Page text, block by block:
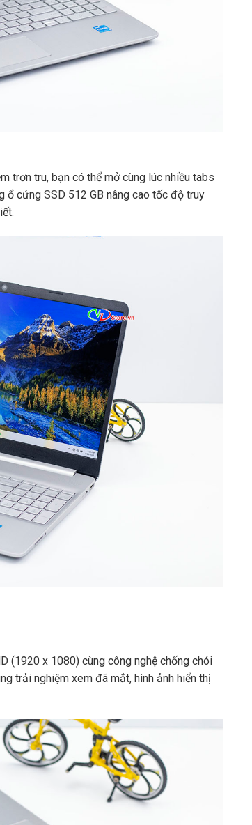
trơn tru, bạn có thể mở cùng lúc nhiều tabs
ổ cứng SSD 512 GB nâng cao tốc độ truy
(1920 x 1080) cùng công nghệ chống chói
trải nghiệm xem đã mắt, hình ảnh hiển thị